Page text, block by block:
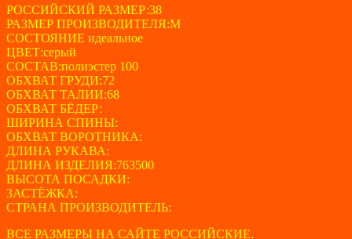
составляла
3500 ₽.
530 ₽.
РОССИЙСКИЙ РАЗМЕР:38
РАЗМЕР ПРОИЗВОДИТЕЛЯ:М
СОСТОЯНИЕ идеальное
ЦВЕТ:серый
СОСТАВ:полиэстер 100
ОБХВАТ ГРУДИ:72
ОБХВАТ ТАЛИИ:68
ОБХВАТ БЁДЕР:
ШИРИНА СПИНЫ:
ОБХВАТ ВОРОТНИКА:
ДЛИНА РУКАВА:
ДЛИНА ИЗДЕЛИЯ:763500
ВЫСОТА ПОСАДКИ:
ЗАСТЁЖКА:
СТРАНА ПРОИЗВОДИТЕЛЬ:
ВСЕ РАЗМЕРЫ НА САЙТЕ РОССИЙСКИЕ.